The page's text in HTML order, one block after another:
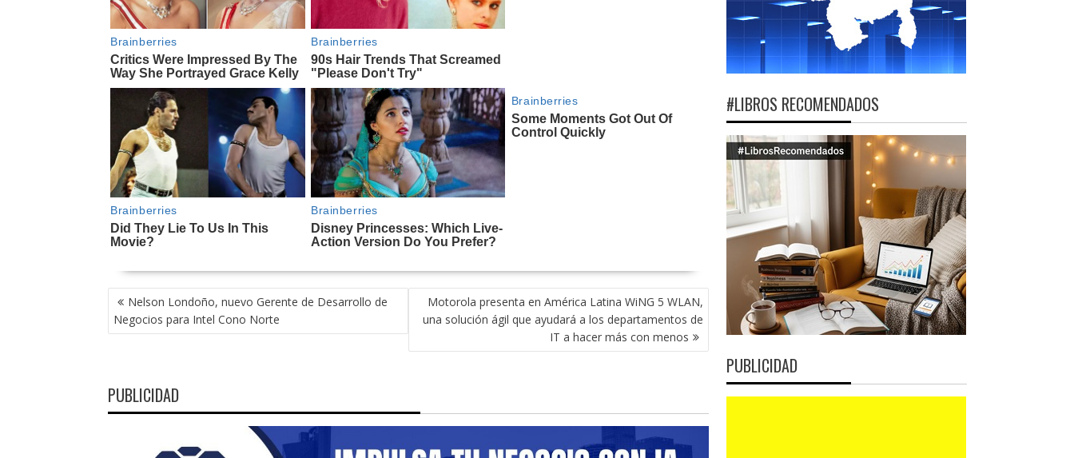
NAVEGACIÓN
DE
ENTRADAS
Nelson Londoño, nuevo Gerente de Desarrollo de
Negocios para Intel Cono Norte
Motorola presenta en América Latina WiNG 5 WLAN,
una solución ágil que ayudará a los departamentos de
IT a hacer más con menos
PUBLICIDAD
#LIBROS RECOMENDADOS
PUBLICIDAD